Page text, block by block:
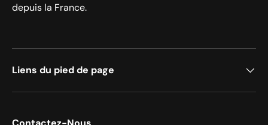
depuis la France.
Liens du pied de page